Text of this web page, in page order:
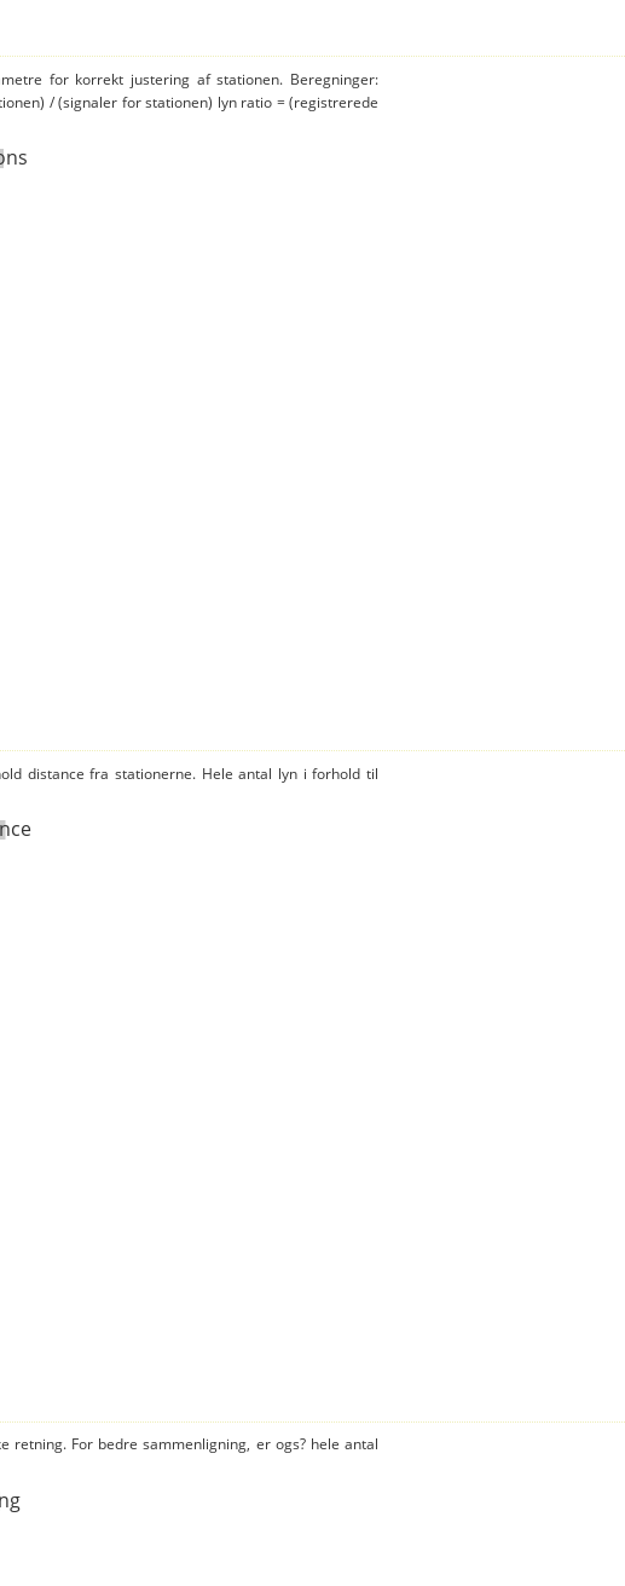
for korrekt justering af stationen. Beregninger:
/ (signaler for stationen) lyn ratio = (registrerede
distance fra stationerne. Hele antal lyn i forhold til
retning. For bedre sammenligning, er ogs? hele antal